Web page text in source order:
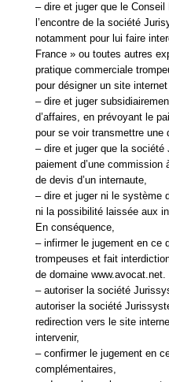
– dire et juger que le Conseil
l’encontre de la société
notamment pour lui faire
France » ou toutes autres
pratique commerciale
pour désigner un site
– dire et juger
d’affaires, en prévoyant le
pour se voir transmettre une
– dire et juger que la société
paiement d’une
de devis d’un internaute,
– dire et juger ni le système
ni la possibilité laissée aux
En conséquence,
– infirmer le jugement en ce
trompeuses et fait
de domaine www.avocat.net.
– autoriser la société
autoriser la société
redirection vers le site
intervenir,
– confirmer le jugement en
complémentaires,